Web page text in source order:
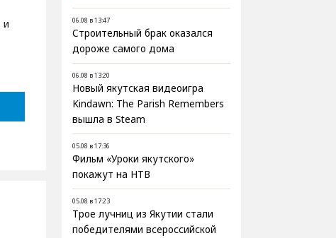
06.08 в 13:47
Строительный брак оказался
дороже самого дома
06.08 в 13:20
Новый якутская видеоигра
Kindawn: The Parish Remembers
вышла в Steam
05.08 в 17:36
Фильм «Уроки якутского»
покажут на НТВ
05.08 в 17:23
Трое лучниц из Якутии стали
победителями всероссийской